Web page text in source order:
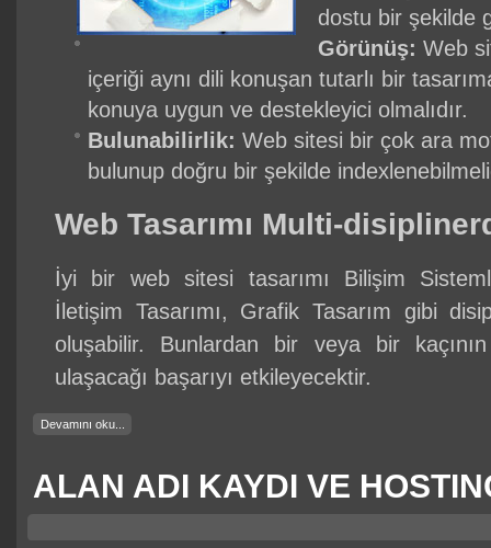
dostu bir şekilde
Görünüş: Web
içeriği aynı dili konuşan tutarlı bir
konuya uygun ve destekleyici olmalıdır.
Bulunabilirlik: Web sitesi bir çok ara
bulunup doğru bir şekilde
Web Tasarımı Multi-
İyi bir web sitesi tasarımı Bilişim
İletişim Tasarımı, Grafik Tasarım gibi
oluşabilir. Bunlardan bir veya bir
ulaşacağı başarıyı etkileyecektir.
Devamını oku...
ALAN ADI KAYDI VE